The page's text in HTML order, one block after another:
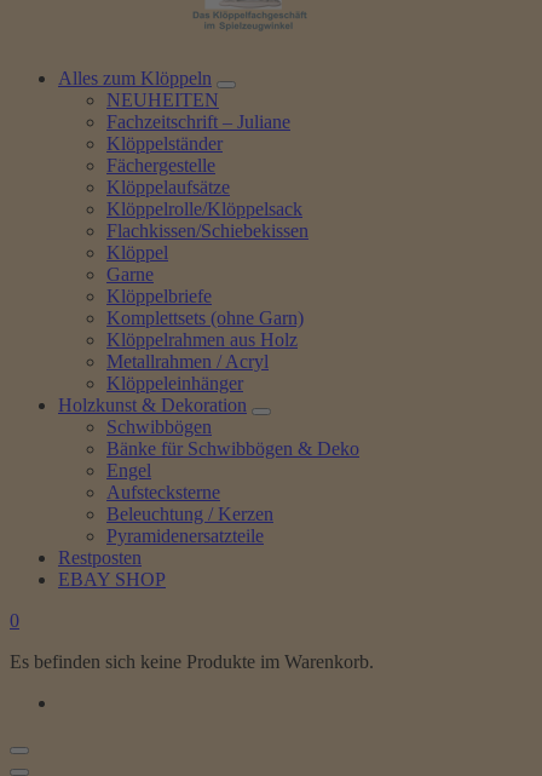
Alles zum Klöppeln
NEUHEITEN
Fachzeitschrift – Juliane
Klöppelständer
Fächergestelle
Klöppelaufsätze
Klöppelrolle/Klöppelsack
Flachkissen/Schiebekissen
Klöppel
Garne
Klöppelbriefe
Komplettsets (ohne Garn)
Klöppelrahmen aus Holz
Metallrahmen / Acryl
Klöppeleinhänger
Holzkunst & Dekoration
Schwibbögen
Bänke für Schwibbögen & Deko
Engel
Aufstecksterne
Beleuchtung / Kerzen
Pyramidenersatzteile
Restposten
EBAY SHOP
0
Es befinden sich keine Produkte im Warenkorb.